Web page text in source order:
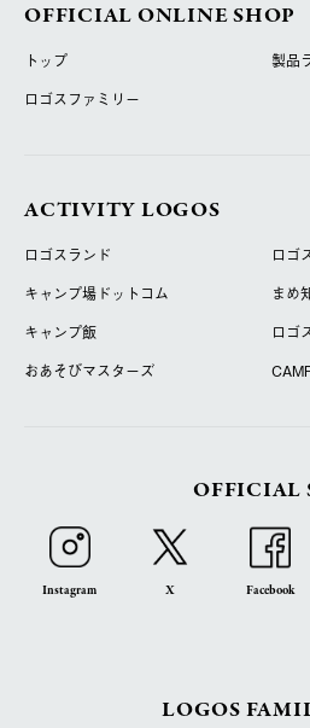
OFFICIAL ONLINE SHOP
トップ
製品
ロゴスファミリー
ACTIVITY LOGOS
ロゴスランド
ロゴ
キャンプ場ドットコム
まめ
キャンプ飯
ロゴ
おあそびマスターズ
OFFICIAL
Instagram X Facebook
LOGOS